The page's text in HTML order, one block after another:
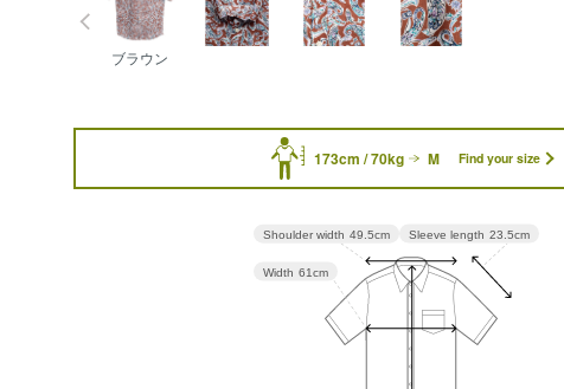
ブラウン
173cm / 70kg M Find your size
Sleeve length 23.5cm
Width 61cm
Shoulder width 49.5cm